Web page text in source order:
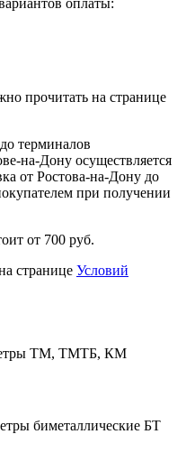
прочитать на странице
терминалов
на-Дону осуществляется
от Ростова-на-Дону до
при получении
от 700 руб.
странице Условий
ТМ, ТМТБ, КМ
биметаллические БТ